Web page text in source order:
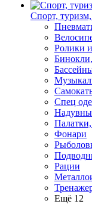
Спорт,
Ролики
Спец
Фонари
Рации
Ещё 12